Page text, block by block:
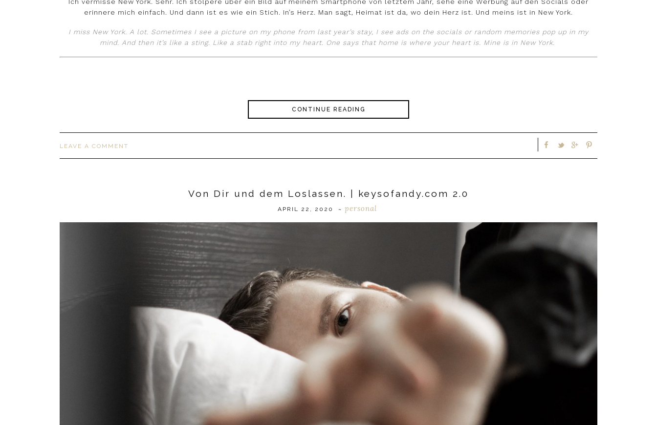
Ich vermisse New York. Sehr. Ich stolpere über ein Bild auf meinem Smartphone von letztem Jahr, sehe eine Werbung auf den Socials oder
erinnere mich einfach. Und dann ist es wie ein Stich. In’s Herz. Man sagt, Heimat ist da, wo dein Herz ist. Und meins ist in New York.
I miss New York. A lot. Sometimes I see a picture on my phone from last year’s stay, I see ads on the socials or random memories pop up in my
mind. And then it’s like a sting. Like a stab right into my heart. One says that home is where your heart is. Mine is in New York.
CONTINUE READING
LEAVE A COMMENT
Von Dir und dem Loslassen. | keysofandy.com 2.0
APRIL 22, 2020 ~ personal